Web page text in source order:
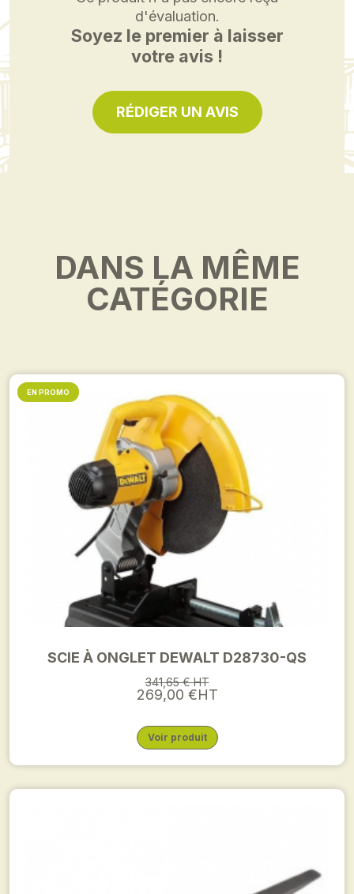
d'évaluation.
Soyez le premier à laisser
votre avis !
RÉDIGER UN AVIS
DANS LA MÊME
CATÉGORIE
SCIE À ONGLET DEWALT D28730-QS
341,65 € HT
269,00 €HT
Voir produit
EN PROMO